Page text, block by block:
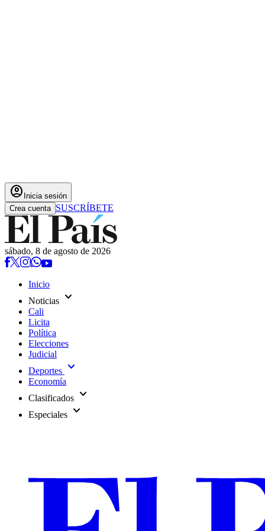
account_circle Inicia sesión
Crea cuenta SUSCRÍBETE
sábado, 8 de agosto de 2026
Inicio
Noticias expand_more
Cali
Licita
Política
Elecciones
Judicial
Deportes expand_more
Economía
Clasificados expand_more
Especiales expand_more